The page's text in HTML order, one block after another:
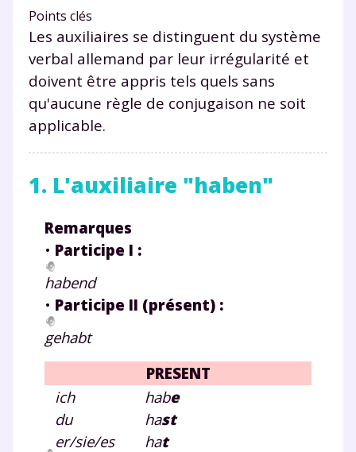
Points clés
Les auxiliaires se distinguent du système
verbal allemand par leur irrégularité et
doivent être appris tels quels sans
qu'aucune règle de conjugaison ne soit
applicable.
1. L'auxiliaire "haben"
Remarques
• Participe I :
habend
• Participe II (présent) :
gehabt
PRESENT
ich
du
er/sie/es
habe
hast
hat